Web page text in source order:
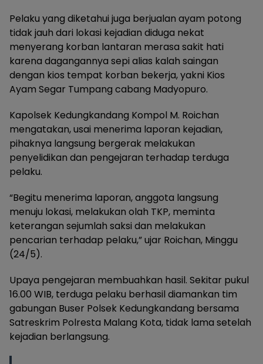
Pelaku yang diketahui juga berjualan ayam potong
tidak jauh dari lokasi kejadian diduga nekat
menyerang korban lantaran merasa sakit hati
karena dagangannya sepi alias kalah saingan
dengan kios tempat korban bekerja, yakni Kios
Ayam Segar Tumpang cabang Madyopuro.
Kapolsek Kedungkandang Kompol M. Roichan
mengatakan, usai menerima laporan kejadian,
pihaknya langsung bergerak melakukan
penyelidikan dan pengejaran terhadap terduga
pelaku.
“Begitu menerima laporan, anggota langsung
menuju lokasi, melakukan olah TKP, meminta
keterangan sejumlah saksi dan melakukan
pencarian terhadap pelaku,” ujar Roichan, Minggu
(24/5).
Upaya pengejaran membuahkan hasil. Sekitar pukul
16.00 WIB, terduga pelaku berhasil diamankan tim
gabungan Buser Polsek Kedungkandang bersama
Satreskrim Polresta Malang Kota, tidak lama setelah
kejadian berlangsung.